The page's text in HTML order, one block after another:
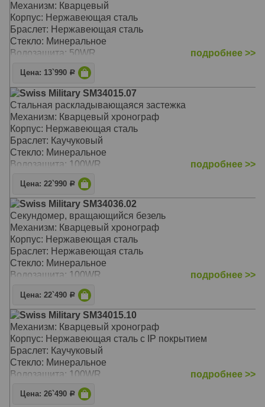
Механизм: Кварцевый
Корпус: Нержавеющая сталь
Браслет: Нержавеющая сталь
Стекло: Минеральное
Водозащита: 50WR
подробнее >>
Цена: 13`990 Р
Swiss Military SM34015.07
Стальная раскладывающаяся застежка
Механизм: Кварцевый хронограф
Корпус: Нержавеющая сталь
Браслет: Каучуковый
Стекло: Минеральное
Водозащита: 100WR
подробнее >>
Цена: 22`990 Р
Swiss Military SM34036.02
Секундомер, вращающийся безель
Механизм: Кварцевый хронограф
Корпус: Нержавеющая сталь
Браслет: Нержавеющая сталь
Стекло: Минеральное
Водозащита: 100WR
подробнее >>
Цена: 22`490 Р
Swiss Military SM34015.10
Механизм: Кварцевый хронограф
Корпус: Нержавеющая сталь с IP покрытием
Браслет: Каучуковый
Стекло: Минеральное
Водозащита: 100WR
подробнее >>
Цена: 26`490 Р